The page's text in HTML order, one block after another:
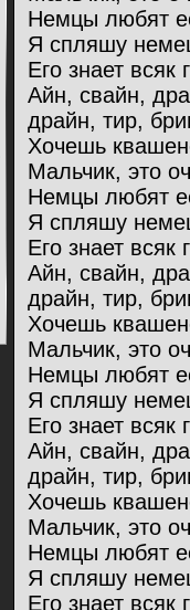
Немцы любят
Я спляшу
Его знает всяк
Айн, свайн,
драйн, тир,
Хочешь
Мальчик, это
Немцы любят
Я спляшу
Его знает всяк
Айн, свайн,
драйн, тир,
Хочешь
Мальчик, это
Немцы любят
Я спляшу
Его знает всяк
Айн, свайн,
драйн, тир,
Хочешь
Мальчик, это
Немцы любят
Я спляшу
Его знает всяк